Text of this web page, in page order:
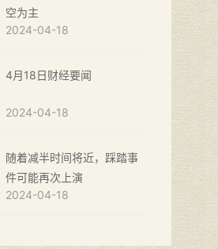
空为主
2024-04-18
4月18日财经要闻
2024-04-18
随着减半时间将近，踩踏事
件可能再次上演
2024-04-18